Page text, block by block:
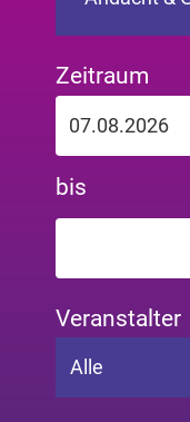
Zeitraum
bis
Veranstalter
Alle